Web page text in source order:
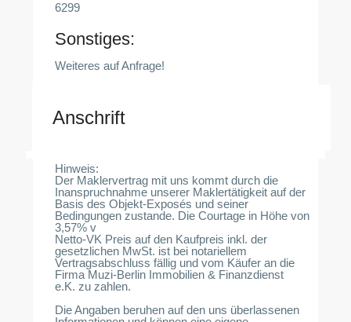
6299
Sonstiges:
Weiteres auf Anfrage!
Anschrift
Hinweis:
Der Maklervertrag mit uns kommt durch die
Inanspruchnahme unserer Maklertätigkeit auf der
Basis des Objekt-Exposés und seiner
Bedingungen zustande. Die Courtage in Höhe von
3,57% v
Netto-VK Preis auf den Kaufpreis inkl. der
gesetzlichen MwSt. ist bei notariellem
Vertragsabschluss fällig und vom Käufer an die
Firma Muzi-Berlin Immobilien & Finanzdienst
e.K. zu zahlen.
Die Angaben beruhen auf den uns überlassenen